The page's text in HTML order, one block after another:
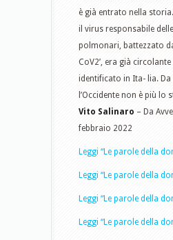
è già entrato nella
il virus responsabile
polmonari, battezzato
CoV2’, era già
identificato in Ita- lia.
l’Occidente non è più lo
Vito Salinaro – Da
febbraio 2022
Leggi “Le parole della
Leggi “Le parole della
Leggi “Le parole della
Leggi “Le parole della